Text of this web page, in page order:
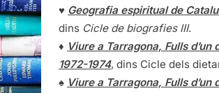
♥ Geografia espiritual de
dins Cicle de biografies III.
♦ Viure a Tarragona, Fulls d’un
1972-1974, dins Cicle dels
♠ Viure a Tarragona, Fulls d’un